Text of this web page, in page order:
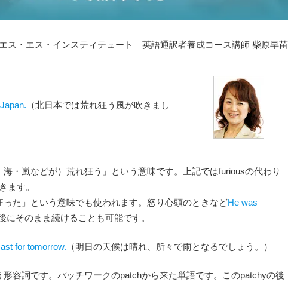
ス・エス・インスティテュート 英語通訳者養成コース講師 柴原早苗
（北日本では荒れ狂う風が吹きまし
海・嵐などが）荒れ狂う」という意味です。上記ではfuriousの代わり
ます。
た」という意味でも使われます。怒り心頭のときなどHe was
そのまま続けることも可能です。
for tomorrow. （明日の天候は晴れ、所々で雨となるでしょう。）
容詞です。パッチワークのpatchから来た単語です。このpatchyの後